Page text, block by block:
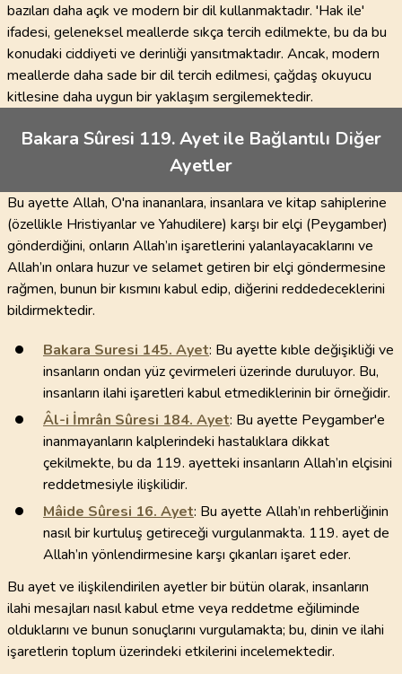
bazıları daha açık ve modern bir dil kullanmaktadır. 'Hak ile'
ifadesi, geleneksel meallerde sıkça tercih edilmekte, bu da bu
konudaki ciddiyeti ve derinliği yansıtmaktadır. Ancak, modern
meallerde daha sade bir dil tercih edilmesi, çağdaş okuyucu
kitlesine daha uygun bir yaklaşım sergilemektedir.
Bakara Sûresi 119. Ayet ile Bağlantılı Diğer
Ayetler
Bu ayette Allah, O'na inananlara, insanlara ve kitap sahiplerine
(özellikle Hristiyanlar ve Yahudilere) karşı bir elçi (Peygamber)
gönderdiğini, onların Allah’ın işaretlerini yalanlayacaklarını ve
Allah’ın onlara huzur ve selamet getiren bir elçi göndermesine
rağmen, bunun bir kısmını kabul edip, diğerini reddedeceklerini
bildirmektedir.
Bakara Suresi 145. Ayet: Bu ayette kıble değişikliği ve
insanların ondan yüz çevirmeleri üzerinde duruluyor. Bu,
insanların ilahi işaretleri kabul etmediklerinin bir örneğidir.
Âl-i İmrân Sûresi 184. Ayet: Bu ayette Peygamber'e
inanmayanların kalplerindeki hastalıklara dikkat
çekilmekte, bu da 119. ayetteki insanların Allah’ın elçisini
reddetmesiyle ilişkilidir.
Mâide Sûresi 16. Ayet: Bu ayette Allah’ın rehberliğinin
nasıl bir kurtuluş getireceği vurgulanmakta. 119. ayet de
Allah’ın yönlendirmesine karşı çıkanları işaret eder.
Bu ayet ve ilişkilendirilen ayetler bir bütün olarak, insanların
ilahi mesajları nasıl kabul etme veya reddetme eğiliminde
olduklarını ve bunun sonuçlarını vurgulamakta; bu, dinin ve ilahi
işaretlerin toplum üzerindeki etkilerini incelemektedir.